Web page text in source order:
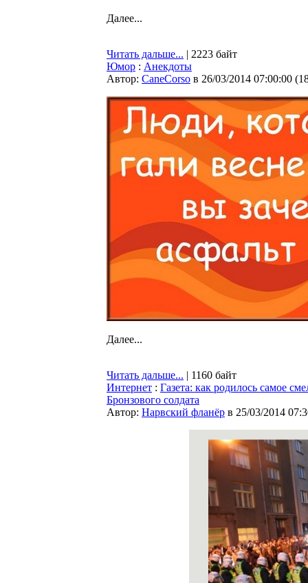
Далее...
Читать дальше... | 2223 байт
Юмор : Анекдоты
Автор: CaneCorso в 26/03/2014 07:00:00 (
Далее...
Читать дальше... | 1160 байт
Интернет : Газета: как родилось самое
Бронзового солдата
Автор: Нарвский фланёр в 25/03/2014